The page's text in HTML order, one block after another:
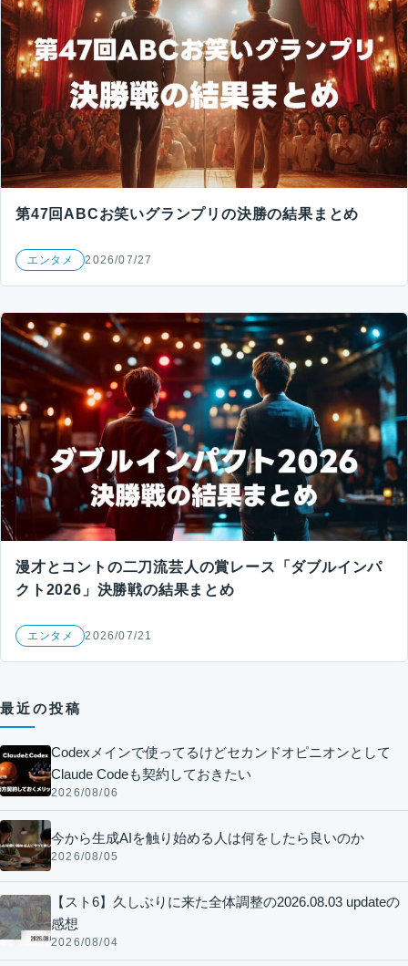
第47回ABCお笑いグランプリの決勝の結果まとめ
エンタメ 2026/07/27
漫才とコントの二刀流芸人の賞レース「ダブルインパ
クト2026」決勝戦の結果まとめ
エンタメ 2026/07/21
最近の投稿
Codexメインで使ってるけどセカンドオピニオンとして
Claude Codeも契約しておきたい
2026/08/06
今から生成AIを触り始める人は何をしたら良いのか
2026/08/05
【スト6】久しぶりに来た全体調整の2026.08.03 updateの
感想
2026/08/04